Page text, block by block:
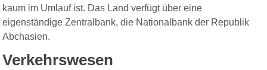
kaum im Umlauf ist. Das Land verfügt über eine
eigenständige Zentralbank, die Nationalbank der Republik
Abchasien.
Verkehrswesen